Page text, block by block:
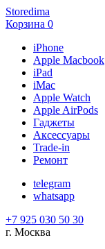
Storedima
Корзина 0
iPhone
Apple Macbook
iPad
iMac
Apple Watch
Apple AirPods
Гаджеты
Аксессуары
Trade-in
Ремонт
telegram
whatsapp
+7 925 030 50 30
г. Москва